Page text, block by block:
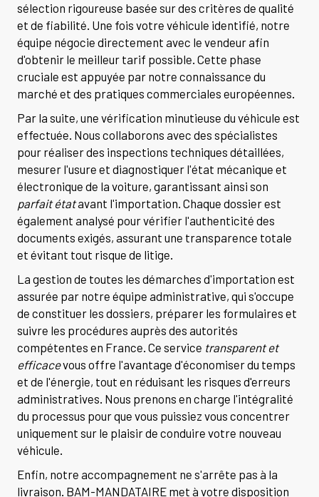
sélection rigoureuse basée sur des critères de qualité
et de fiabilité. Une fois votre véhicule identifié, notre
équipe négocie directement avec le vendeur afin
d'obtenir le meilleur tarif possible. Cette phase
cruciale est appuyée par notre connaissance du
marché et des pratiques commerciales européennes.
Par la suite, une vérification minutieuse du véhicule est
effectuée. Nous collaborons avec des spécialistes
pour réaliser des inspections techniques détaillées,
mesurer l'usure et diagnostiquer l'état mécanique et
électronique de la voiture, garantissant ainsi son
parfait étatavant l'importation. Chaque dossier est
également analysé pour vérifier l'authenticité des
documents exigés, assurant une transparence totale
et évitant tout risque de litige.
La gestion de toutes les démarches d'importation est
assurée par notre équipe administrative, qui s'occupe
de constituer les dossiers, préparer les formulaires et
suivre les procédures auprès des autorités
compétentes en France. Ce service transparent et
efficacevous offre l'avantage d'économiser du temps
et de l'énergie, tout en réduisant les risques d'erreurs
administratives. Nous prenons en charge l'intégralité
du processus pour que vous puissiez vous concentrer
uniquement sur le plaisir de conduire votre nouveau
véhicule.
Enfin, notre accompagnement ne s'arrête pas à la
livraison. BAM-MANDATAIRE met à votre disposition